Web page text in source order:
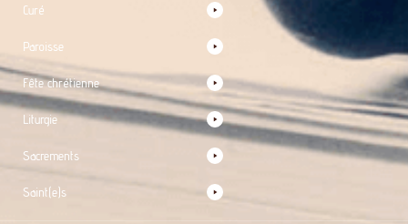
Curé
Paroisse
Fête chrétienne
Liturgie
Sacrements
Saint(e)s